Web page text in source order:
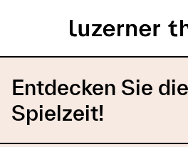
zum
Inhalt
H
a
Entdecken Sie
Spielzeit!